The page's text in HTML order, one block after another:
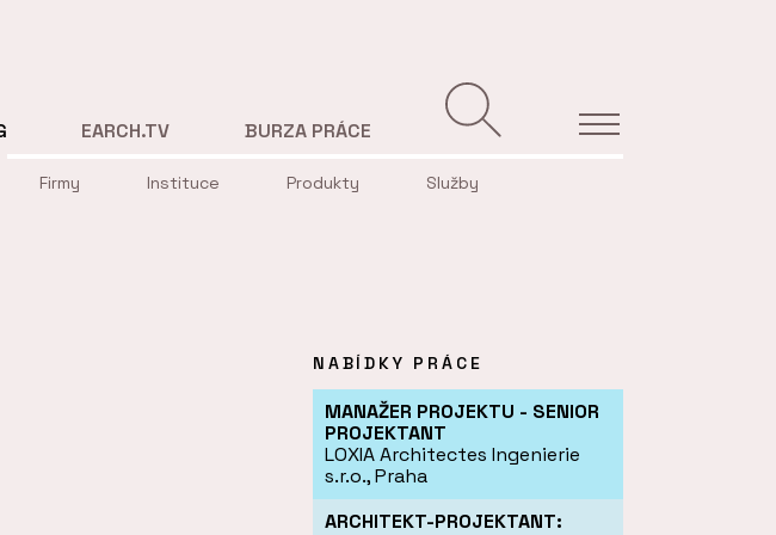
Firmy Instituce Produkty Služby
EARCH.TV BURZA PRÁCE
NABÍDKY PRÁCE
MANAŽER PROJEKTU - SENIOR
PROJEKTANT
LOXIA Architectes Ingenierie
s.r.o., Praha
ARCHITEKT-PROJEKTANT: